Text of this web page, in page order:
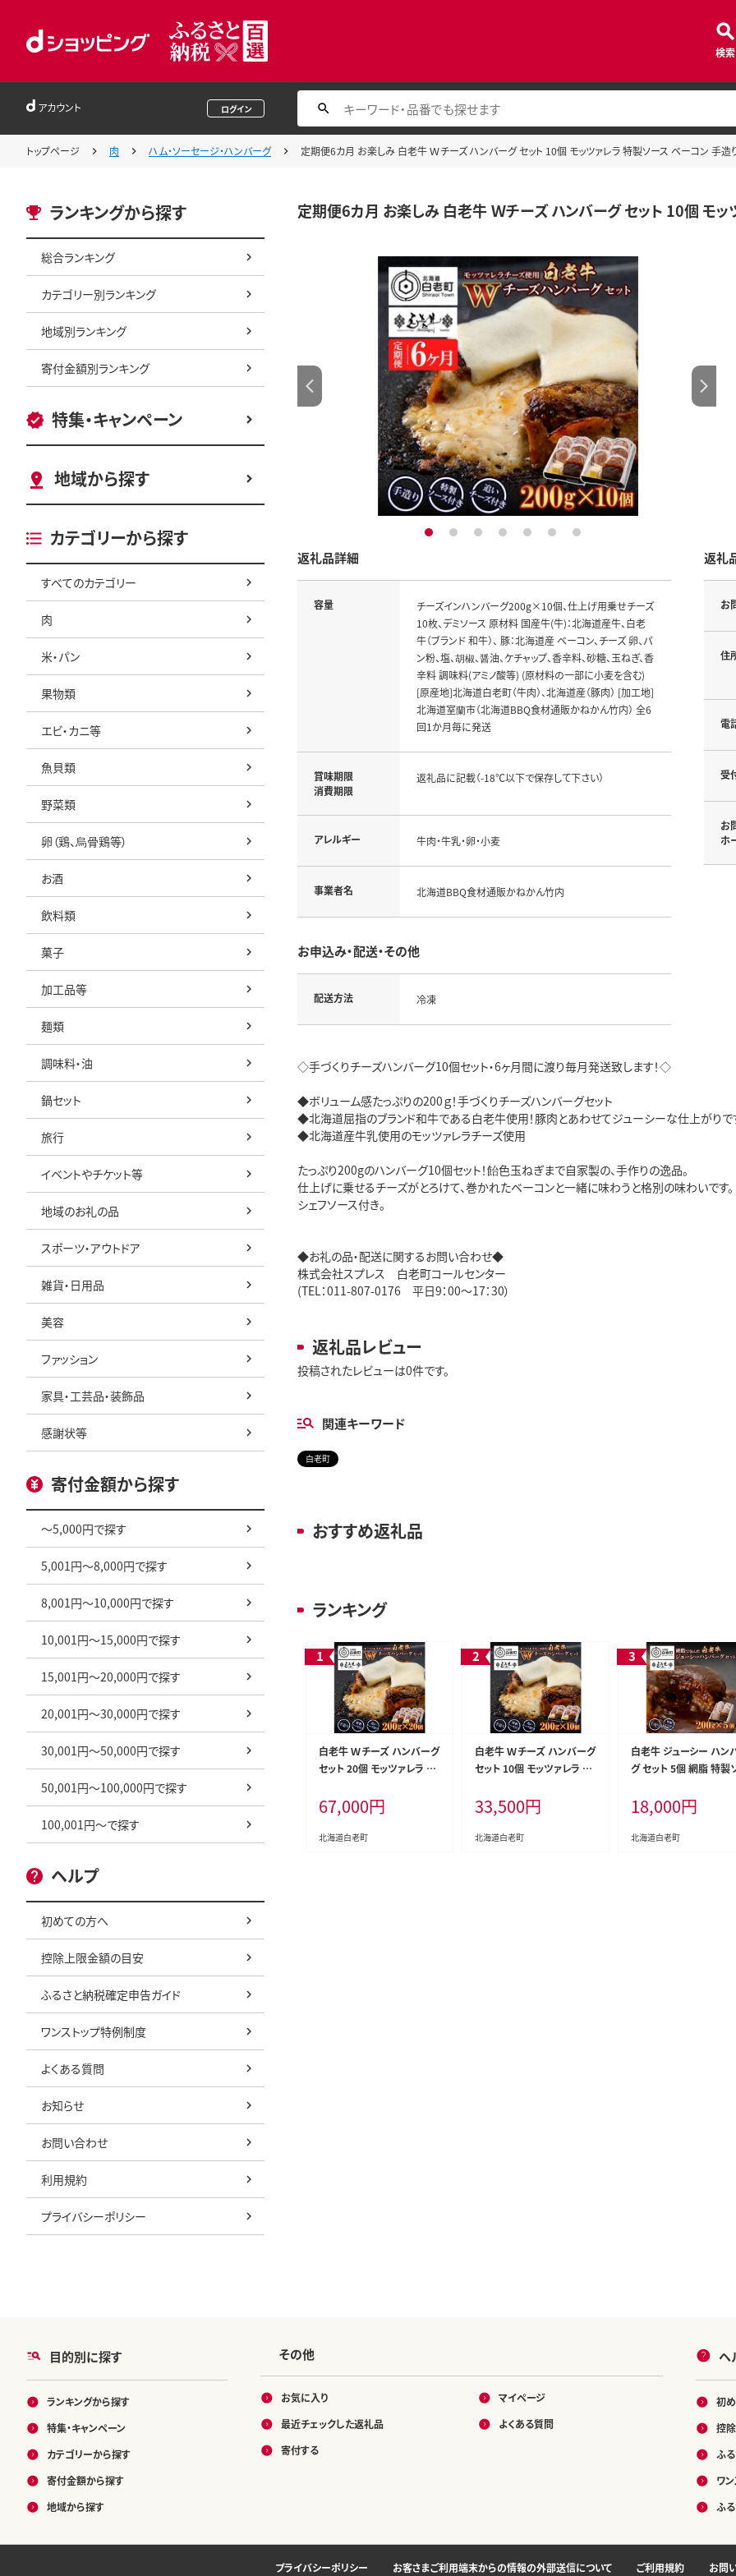
検索
アカウント ログイン
トップページ 肉 ハム・ソーセージ・ハンバーグ 定期便6カ月 お楽しみ 白老牛 Ｗチーズ ハンバーグ セット 10個 モッツァレラ 特製ソース ベーコン 手造
ランキングから探す
総合ランキング
カテゴリー別ランキング
地域別ランキング
寄付金額別ランキング
特集・キャンペーン
地域から探す
カテゴリーから探す
すべてのカテゴリー
肉
米・パン
果物類
エビ・カニ等
魚貝類
野菜類
卵（鶏、烏骨鶏等）
お酒
飲料類
菓子
加工品等
麺類
調味料・油
鍋セット
旅行
イベントやチケット等
地域のお礼の品
スポーツ・アウトドア
雑貨・日用品
美容
ファッション
家具・工芸品・装飾品
感謝状等
寄付金額から探す
～5,000円で探す
5,001円～8,000円で探す
8,001円～10,000円で探す
10,001円～15,000円で探す
15,001円～20,000円で探す
20,001円～30,000円で探す
30,001円～50,000円で探す
50,001円～100,000円で探す
100,001円～で探す
ヘルプ
初めての方へ
控除上限金額の目安
ふるさと納税確定申告ガイド
ワンストップ特例制度
よくある質問
お知らせ
お問い合わせ
利用規約
プライバシーポリシー
定期便6カ月 お楽しみ 白老牛 Ｗチーズ ハンバーグ セット 10個 モッ
1 2 3 4 5 6 7
返礼品詳細
容量
チーズインハンバーグ200g×10個、仕上げ用乗せチーズ
10枚、デミソース 原材料 国産牛(牛)：北海道産牛、白老
牛（ブランド 和牛）、 豚：北海道産 ベーコン、チーズ 卵、パ
ン粉、塩、胡椒、醤油、ケチャップ、香辛料、砂糖、玉ねぎ、香
辛料 調味料(アミノ酸等) (原材料の一部に小麦を含む)
[原産地]北海道白老町（牛肉）、北海道産（豚肉） [加工地]
北海道室蘭市（北海道BBQ食材通販かねかん竹内） 全6
回1か月毎に発送
賞味期限
消費期限
返礼品に記載（-18℃以下で保存して下さい）
アレルギー 牛肉・牛乳・卵・小麦
事業者名 北海道BBQ食材通販かねかん竹内
お申込み・配送・その他
配送方法 冷凍
返礼
お
住
電
受
お
ホ
◇手づくりチーズハンバーグ10個セット・6ヶ月間に渡り毎月発送致します！◇
◆ボリューム感たっぷりの200ｇ！手づくりチーズハンバーグセット
◆北海道屈指のブランド和牛である白老牛使用！豚肉とあわせてジューシーな仕上がりで
◆北海道産牛乳使用のモッツァレラチーズ使用
たっぷり200gのハンバーグ10個セット！飴色玉ねぎまで自家製の、手作りの逸品。
仕上げに乗せるチーズがとろけて、巻かれたベーコンと一緒に味わうと格別の味わいです。
シェフソース付き。
◆お礼の品・配送に関するお問い合わせ◆
株式会社スプレス 白老町コールセンター
(TEL：011-807-0176 平日9：00～17：30）
返礼品レビュー
投稿されたレビューは0件です。
関連キーワード
白老町
おすすめ返礼品
ランキング
白老牛 Ｗチーズ ハンバーグ
セット 20個 モッツァレラ 特
67,000円
北海道白老町
白老牛 Ｗチーズ ハンバーグ
セット 10個 モッツァレラ 特
33,500円
北海道白老町
白老牛 ジューシー ハン
グ セット 5個 網脂 特製
18,000円
北海道白老町
目的別に探す
ランキングから探す
特集・キャンペーン
カテゴリーから探す
寄付金額から探す
地域から探す
その他
お気に入り
最近チェックした返礼品
寄付する
マイページ
よくある質問
ヘ
初
控
ふ
ワ
ふる
プライバシーポリシー お客さまご利用端末からの情報の外部送信について ご利用規約 お問